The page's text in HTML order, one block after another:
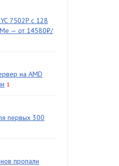
7502P с 128
— от 14580₽/
на AMD
1
первых 300
пропали